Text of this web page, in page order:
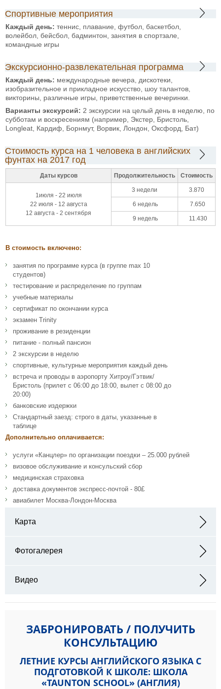
Спортивные мероприятия
Каждый день: теннис, плавание, футбол, баскетбол,
волейбол, бейсбол, бадминтон, занятия в спортзале,
командные игры
Экскурсионно-развлекательная программа
Каждый день: международные вечера, дискотеки,
изобразительное и прикладное искусство, шоу талантов,
викторины, различные игры, приветственные вечеринки.
Варианты экскурсий: 2 экскурсии на целый день в неделю, по
субботам и воскресениям (например, Экстер, Бристоль,
Longleat, Кардиф, Борнмут, Ворвик, Лондон, Оксфорд, Бат)
Стоимость курса на 1 человека в английских
фунтах на 2017 год
Даты курсов Продолжительность Стоимость
1июля - 22 июля
22 июля - 12 августа
12 августа - 2 сентября
3 недели 3.870
6 недель 7.650
9 недель 11.430
В стоимость включено:
занятия по программе курса (в группе max 10
студентов)
тестирование и распределение по группам
учебные материалы
сертификат по окончании курса
экзамен Trinity
проживание в резиденции
питание - полный пансион
2 экскурсии в неделю
спортивные, культурные мероприятия каждый день
встреча и проводы в аэропорту Хитроу/Гэтвик/
Бристоль (прилет с 06:00 до 18:00, вылет с 08:00 до
20:00)
банковские издержки
Стандартный заезд: строго в даты, указанные в
таблице
Дополнительно оплачивается:
услуги «Канцлер» по организации поездки – 25.000 рублей
визовое обслуживание и консульский сбор
медицинская страховка
доставка документов экспресс-почтой - 80£
авиабилет Москва-Лондон-Москва
Карта
Фотогалерея
Видео
ЗАБРОНИРОВАТЬ / ПОЛУЧИТЬ
КОНСУЛЬТАЦИЮ
ЛЕТНИЕ КУРСЫ АНГЛИЙСКОГО ЯЗЫКА С
ПОДГОТОВКОЙ К ШКОЛЕ: ШКОЛА
«TAUNTON SCHOOL» (АНГЛИЯ)